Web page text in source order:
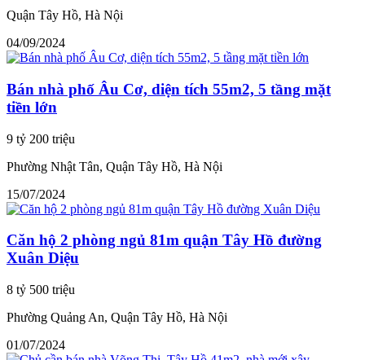
Quận Tây Hồ, Hà Nội
04/09/2024
Bán nhà phố Âu Cơ, diện tích 55m2, 5 tầng mặt
tiền lớn
9 tỷ 200 triệu
Phường Nhật Tân, Quận Tây Hồ, Hà Nội
15/07/2024
Căn hộ 2 phòng ngủ 81m quận Tây Hồ đường
Xuân Diệu
8 tỷ 500 triệu
Phường Quảng An, Quận Tây Hồ, Hà Nội
01/07/2024